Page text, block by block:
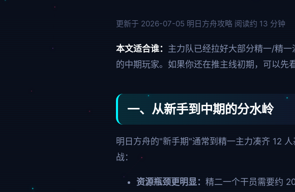
更新于 2026-07-05 明日方舟攻略 阅读约 13 分钟
本文适合谁： 主力队已经拉好大部分精一/精
的中期玩家。如果你还在推主线初期，可以先
一、从新手到中期的分水岭
明日方舟的"新手期"通常到精一主力凑齐 12
战：
资源瓶颈更明显： 精二一个干员需要约